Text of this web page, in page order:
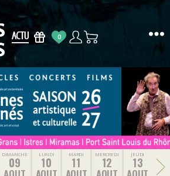
0
DIMANCHE
09 LUNDI
10 MARDI
11 MERCREDI
12 JEUDI
13